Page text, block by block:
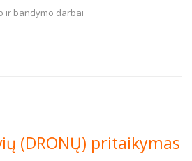
ir bandymo darbai
(DRONŲ) pritaikymas